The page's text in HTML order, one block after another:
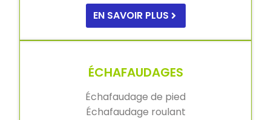
EN SAVOIR PLUS
ÉCHAFAUDAGES
Échafaudage de pied
Échafaudage roulant